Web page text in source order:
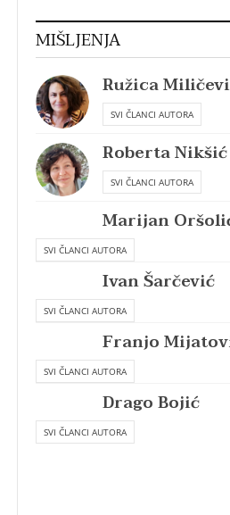
MIŠLJENJA
Ružica
SVI ČLANCI AUTORA
Roberta Nikšić
SVI ČLANCI AUTORA
Marijan
SVI ČLANCI AUTORA
Ivan Šarčević
SVI ČLANCI AUTORA
Franjo
SVI ČLANCI AUTORA
Drago Bojić
SVI ČLANCI AUTORA